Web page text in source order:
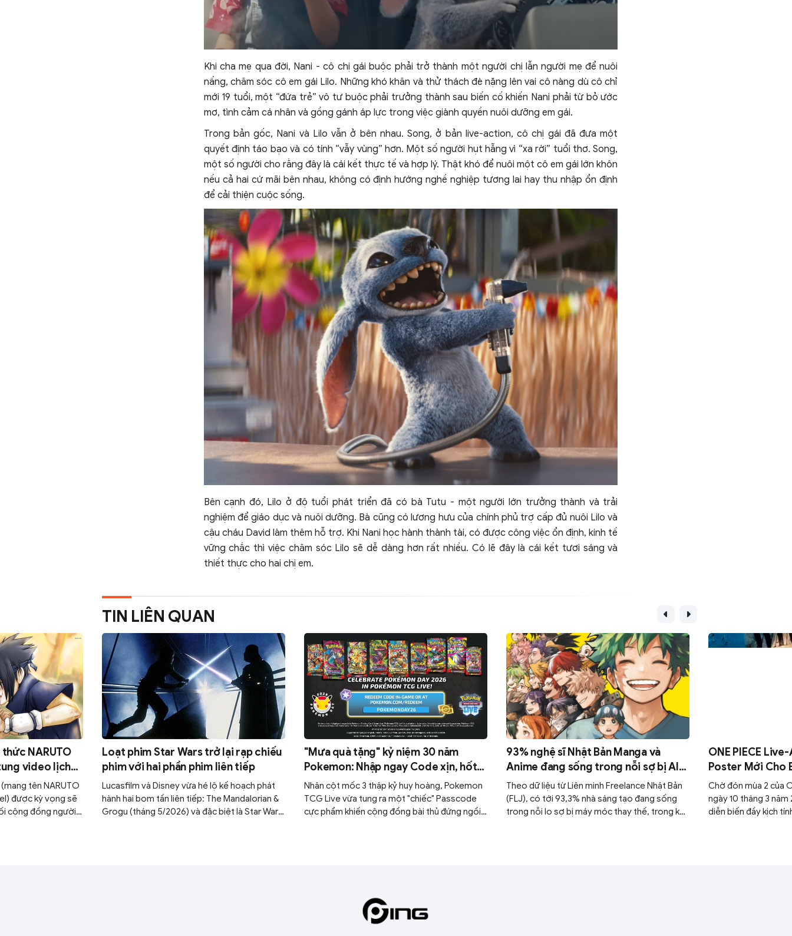
Khi cha mẹ qua đời, Nani - cô chị gái buộc phải trở thành một người chị lẫn người mẹ để nuôi
nấng, chăm sóc cô em gái Lilo. Những khó khăn và thử thách đè nặng lên vai cô nàng dù cô chỉ
mới 19 tuổi, một “đứa trẻ” vô tư buộc phải trưởng thành sau biến cố khiến Nani phải từ bỏ ước
mơ, tình cảm cá nhân và gồng gánh áp lực trong việc giành quyền nuôi dưỡng em gái.
Trong bản gốc, Nani và Lilo vẫn ở bên nhau. Song, ở bản live-action, cô chị gái đã đưa một
quyết định táo bạo và có tính “vẫy vùng” hơn. Một số người hụt hẫng vì “xa rời” tuổi thơ. Song,
một số người cho rằng đây là cái kết thực tế và hợp lý. Thật khó để nuôi một cô em gái lớn khôn
nếu cả hai cứ mãi bên nhau, không có định hướng nghề nghiệp tương lai hay thu nhập ổn định
để cải thiện cuộc sống.
Bên cạnh đó, Lilo ở độ tuổi phát triển đã có bà Tutu - một người lớn trưởng thành và trải
nghiệm để giáo dục và nuôi dưỡng. Bà cũng có lương hưu của chính phủ trợ cấp đủ nuôi Lilo và
cậu cháu David làm thêm hỗ trợ. Khi Nani học hành thành tài, có được công việc ổn định, kinh tế
vững chắc thì việc chăm sóc Lilo sẽ dễ dàng hơn rất nhiều. Có lẽ đây là cái kết tươi sáng và
thiết thực cho hai chị em.
TIN LIÊN QUAN
NARUTO
video lịch
tên NARUTO
được kỳ vọng sẽ
cộng đồng người
Loạt phim Star Wars trở lại rạp chiếu
phim với hai phần phim liên tiếp
Lucasfilm và Disney vừa hé lộ kế hoạch phát
hành hai bom tấn liên tiếp: The Mandalorian &
Grogu (tháng 5/2026) và đặc biệt là Star Wars:
"Mưa quà tặng" kỷ niệm 30 năm
Pokemon: Nhập ngay Code xịn, hốt
trọn 30 gói Mega Evolution miễn phí!
Nhân cột mốc 3 thập kỷ huy hoàng, Pokemon
TCG Live vừa tung ra một "chiếc" Passcode
cực phẩm khiến cộng đồng bài thủ đứng ngồi
93% nghệ sĩ Nhật Bản Manga và
Anime đang sống trong nỗi sợ bị AI
cướp mất sinh kế
Theo dữ liệu từ Liên minh Freelance Nhật Bản
(FLJ), có tới 93,3% nhà sáng tạo đang sống
trong nỗi lo sợ bị máy móc thay thế, trong khi
ONE PIECE
Poster Mới Cho
Chờ đón mùa 2 của
ngày 10 tháng 3
diễn biến đầy kịch